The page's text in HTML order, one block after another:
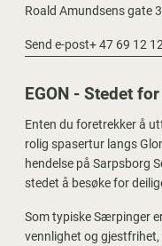
Roald Amundsens gate
Send e-post+ 47 69 12
EGON - Stedet
Enten du foretrekker å
rolig spasertur langs
hendelse på Sarpsborg
stedet å besøke for
Som typiske Særpinger
vennlighet og